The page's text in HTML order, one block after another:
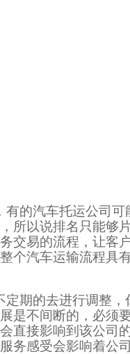
的汽车托运公司可
所以说排名只能够
交易的流程，让客
个汽车运输流程具
期的去进行调整，
是不间断的，必须
直接影响到该公司
务感受会影响着公